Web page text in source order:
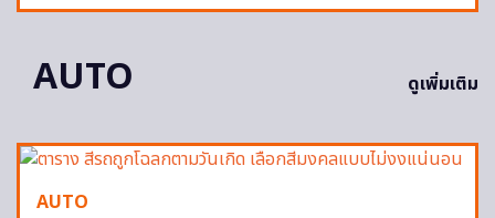
AUTO ดูเพิ่มเติม
AUTO